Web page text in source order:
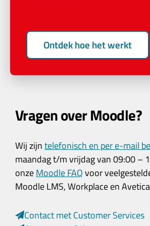
Ontdek hoe het werkt
Vragen over Moodle?
Wij zijntelefonisch en per e-mail
maandag t/m vrijdag van 09:00 –
onzeMoodle FAQvoor
Moodle LMS, Workplace en
Contact met Customer Services